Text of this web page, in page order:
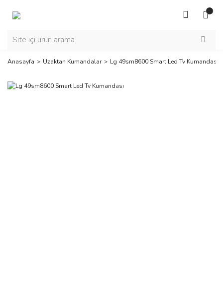
Anasayfa Uzaktan Kumandalar Lg 49sm8600 Smart Led Tv Kumandası